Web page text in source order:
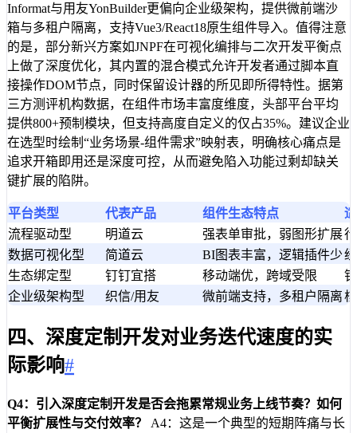
Informat与用友YonBuilder更偏向企业级架构，提供微前端沙
箱与多租户隔离，支持Vue3/React18原生组件导入。值得注意
的是，部分新兴方案如JNPF在可视化编排与二次开发平衡点
上做了深度优化，其内置的混合模式允许开发者通过脚本直
接操作DOM节点，同时保留设计器的所见即所得特性。据第
三方测评机构数据，在组件市场丰富度维度，头部平台平均
提供800+预制模块，但支持高度自定义的仅占35%。建议企业
在选型时绘制“业务场景-组件需求”映射表，明确核心痛点是
追求开箱即用还是深度可控，从而避免陷入功能过剩却缺关
键扩展的陷阱。
平台类型 代表产品 组件生态特点
流程驱动型
明道云 强表单审批，弱图形扩展
数据可视化型
简道云 BI图表丰富，逻辑插件少
生态绑定型
钉钉宜搭 移动端优，跨域受限
企业级架构型
织信/用友 微前端支持，多租户隔离
四、深度定制开发对业务迭代速度的实
际影响#
Q4：引入深度定制开发是否会拖累常规业务上线节奏？如何
平衡扩展性与交付效率？
A4：这是一个典型的短期阵痛与长